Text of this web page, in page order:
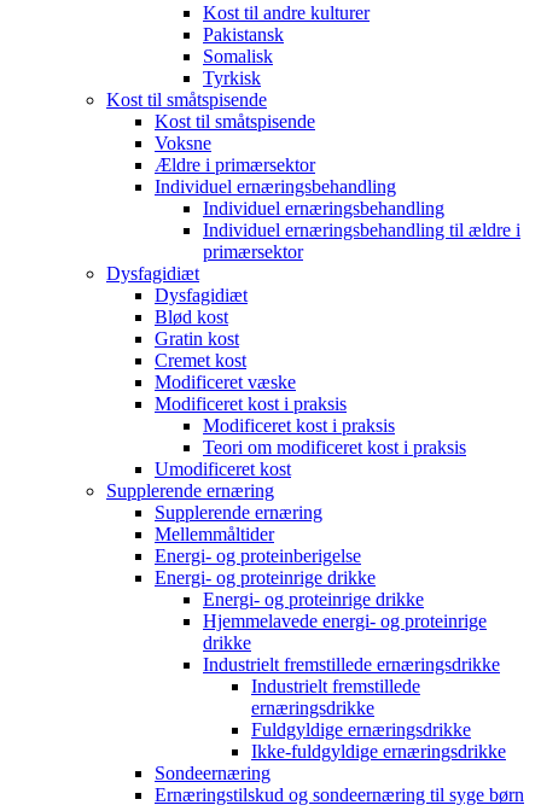
Kost til andre kulturer
Pakistansk
Somalisk
Tyrkisk
Kost til småtspisende
Kost til småtspisende
Voksne
Ældre i primærsektor
Individuel ernæringsbehandling
Individuel ernæringsbehandling
Individuel ernæringsbehandling til ældre i
primærsektor
Dysfagidiæt
Dysfagidiæt
Blød kost
Gratin kost
Cremet kost
Modificeret væske
Modificeret kost i praksis
Modificeret kost i praksis
Teori om modificeret kost i praksis
Umodificeret kost
Supplerende ernæring
Supplerende ernæring
Mellemmåltider
Energi- og proteinberigelse
Energi- og proteinrige drikke
Energi- og proteinrige drikke
Hjemmelavede energi- og proteinrige
drikke
Industrielt fremstillede ernæringsdrikke
Industrielt fremstillede
ernæringsdrikke
Fuldgyldige ernæringsdrikke
Ikke-fuldgyldige ernæringsdrikke
Sondeernæring
Ernæringstilskud og sondeernæring til syge børn